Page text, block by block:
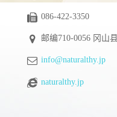
086-422-3350
邮编710-0056 冈山
info@naturalthy.jp
naturalthy.jp